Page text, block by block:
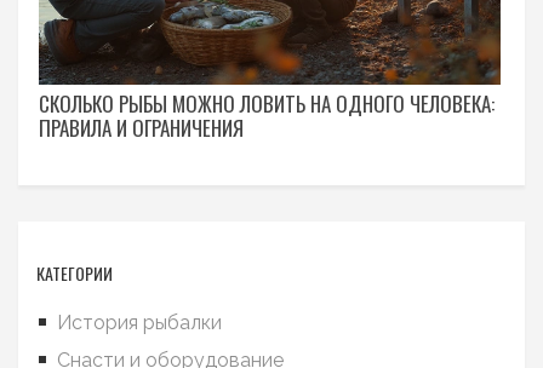
СКОЛЬКО РЫБЫ МОЖНО ЛОВИТЬ НА ОДНОГО ЧЕЛОВЕКА:
ПРАВИЛА И ОГРАНИЧЕНИЯ
КАТЕГОРИИ
История рыбалки
Снасти и оборудование